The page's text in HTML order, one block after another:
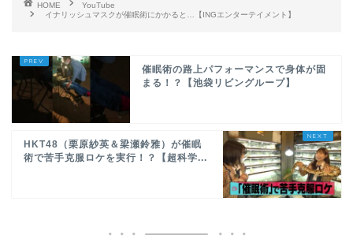
HOME
YouTube
イナリッシュマスクが催眠術にかかると…【INGエンターテイメント】
催眠術の路上パフォーマンスで身体が固
まる！？【池袋リビングループ】
HKT48（栗原紗英＆梁瀬鈴雅）が催眠
術で苦手克服ロケを実行！？【超科学...